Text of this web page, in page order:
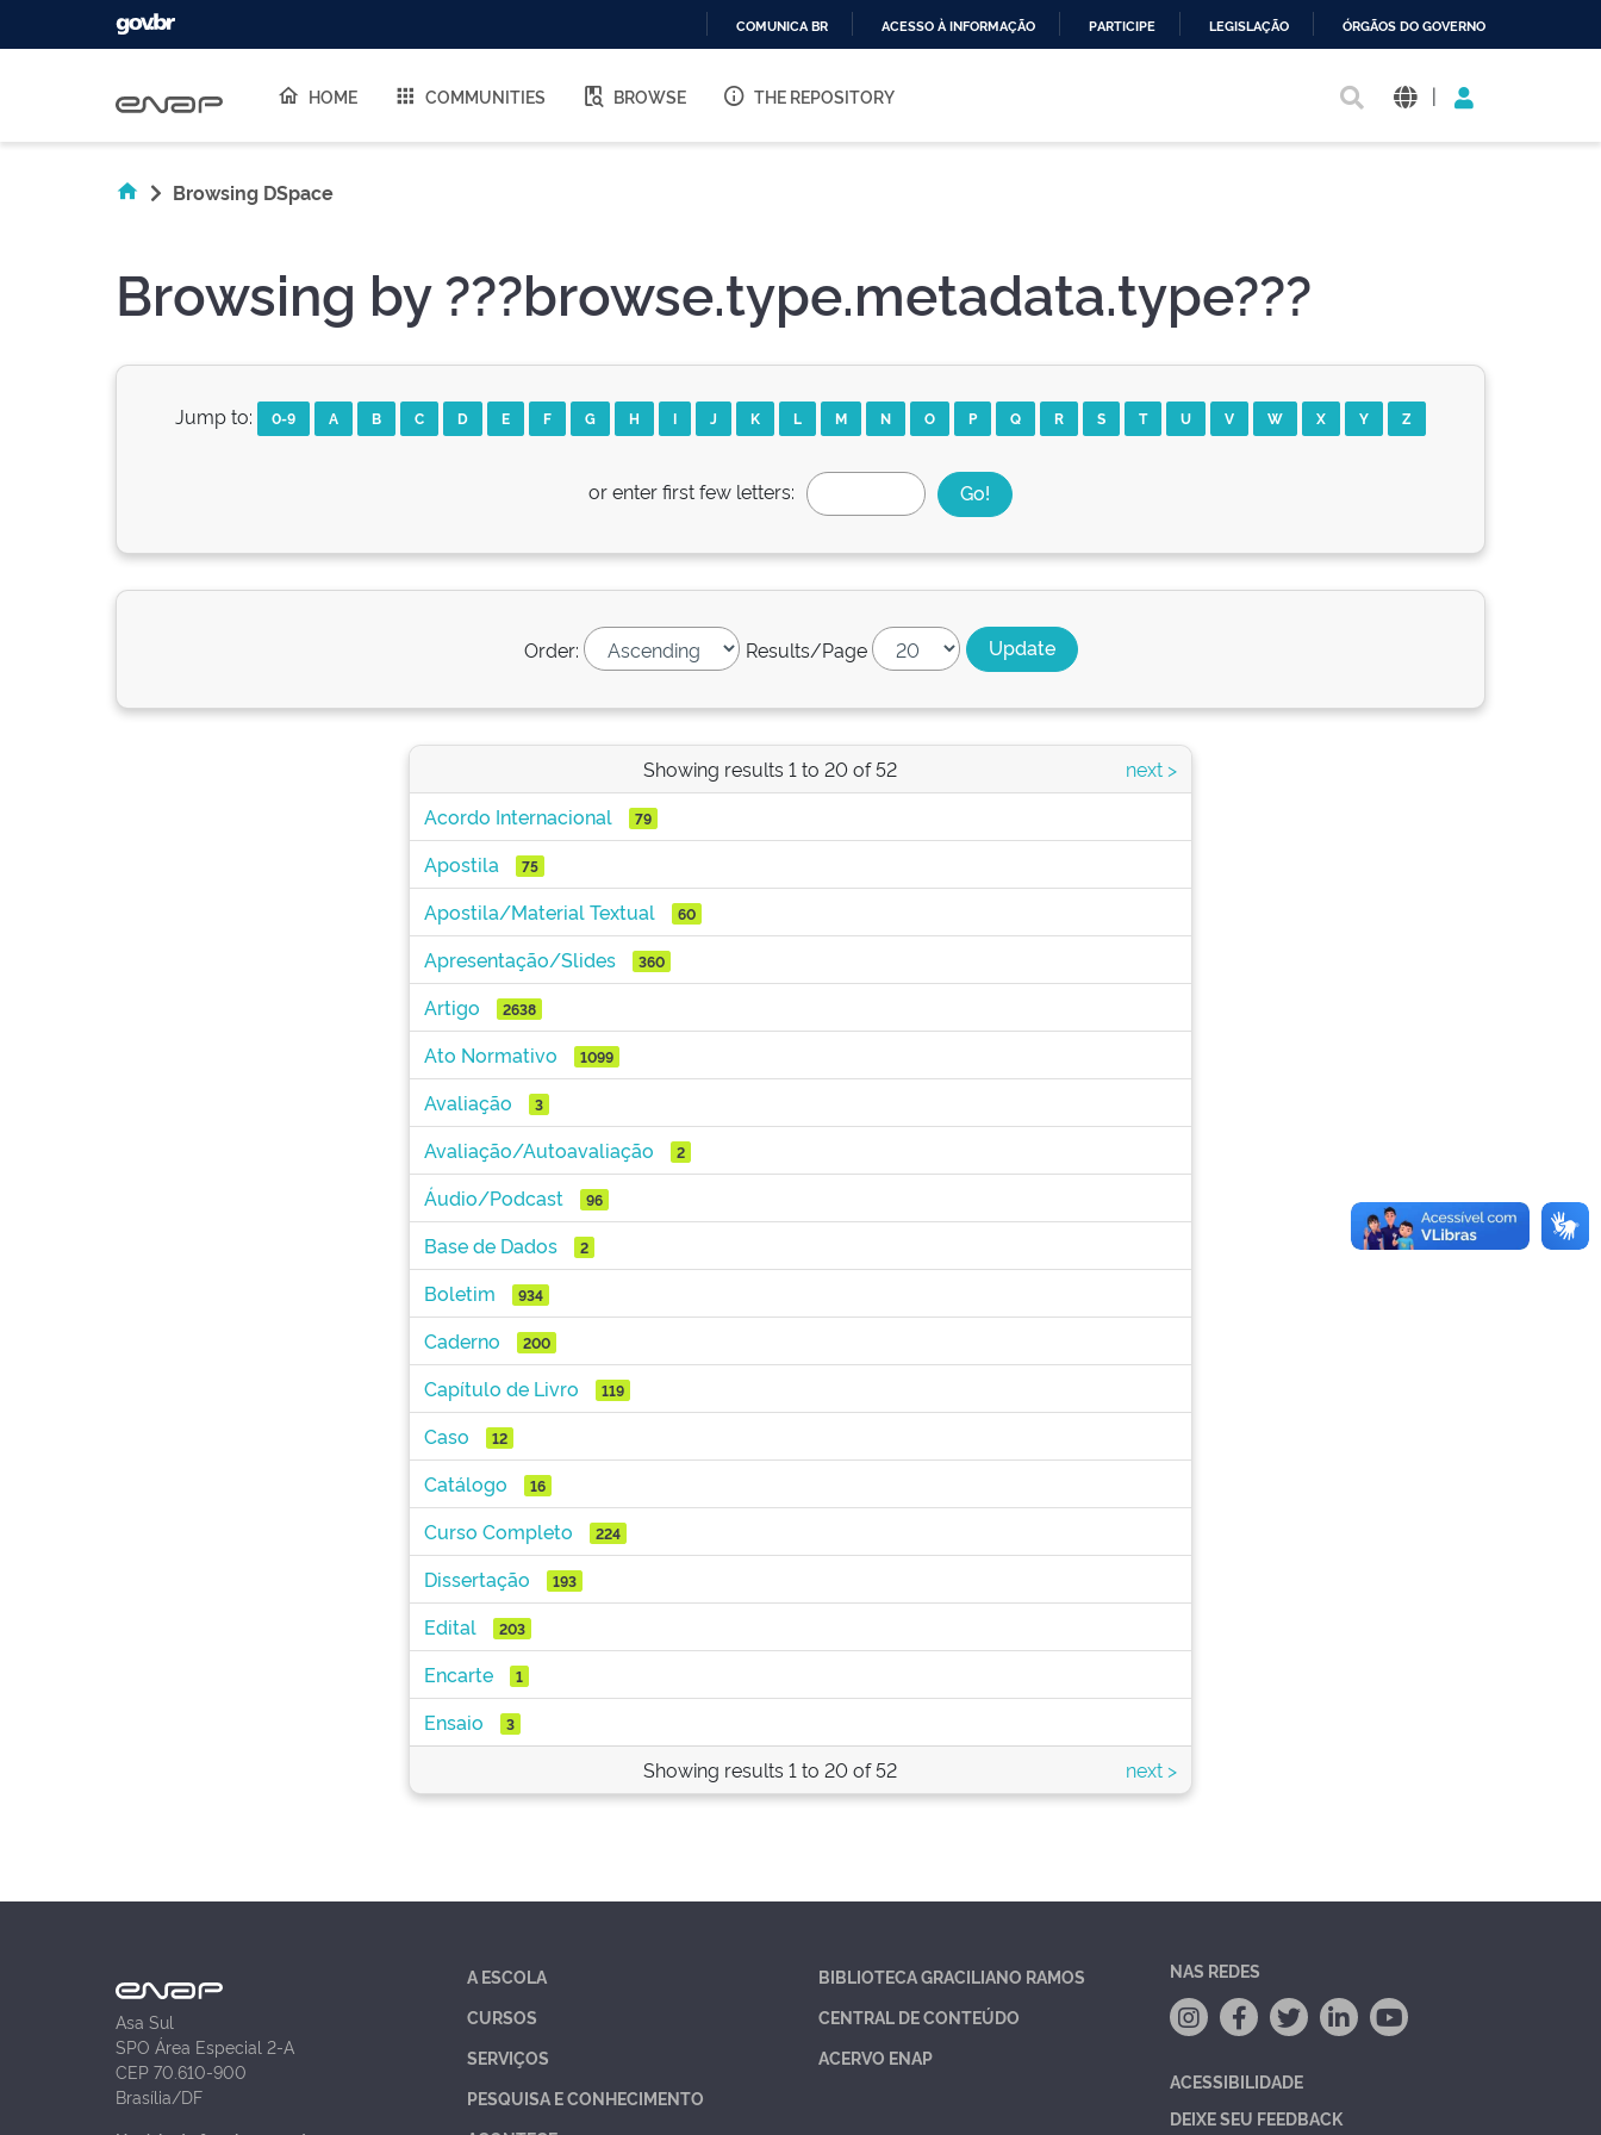
O
COMUNICA BR ACESSO À INFORMAÇÃO PARTICIPE LEGISLAÇÃO ÓRGÃOS DO GOVERNO
HOME COMMUNITIES BROWSE THE REPOSITORY |
Browsing DSpace
Browsing by ???browse.type.metadata.type???
Jump to: 0-9 A B C D E F G H I J K L M N O P Q R S T U V W X Y Z
or enter first few letters:
Order: Results/Page
Showing results 1 to 20 of 52
next >
Acordo Internacional
79
Apostila 75
Apostila/Material Textual 60
Apresentação/Slides 360
Artigo 2638
Ato Normativo 1099
Avaliação 3
Avaliação/Autoavaliação 2
Áudio/Podcast 96
Base de Dados 2
Boletim 934
Caderno 200
Capítulo de Livro 119
Caso 12
Catálogo 16
Curso Completo 224
Dissertação 193
Edital 203
Encarte 1
Ensaio 3
Showing results 1 to 20 of 52 next >
Asa Sul
SPO Área Especial 2-A
CEP 70.610-900
Brasília/DF
A ESCOLA
CURSOS
SERVIÇOS
PESQUISA E CONHECIMENTO
BIBLIOTECA GRACILIANO RAMOS
CENTRAL DE CONTEÚDO
ACERVO ENAP
NAS REDES
ACESSIBILIDADE
DEIXE SEU FEEDBACK